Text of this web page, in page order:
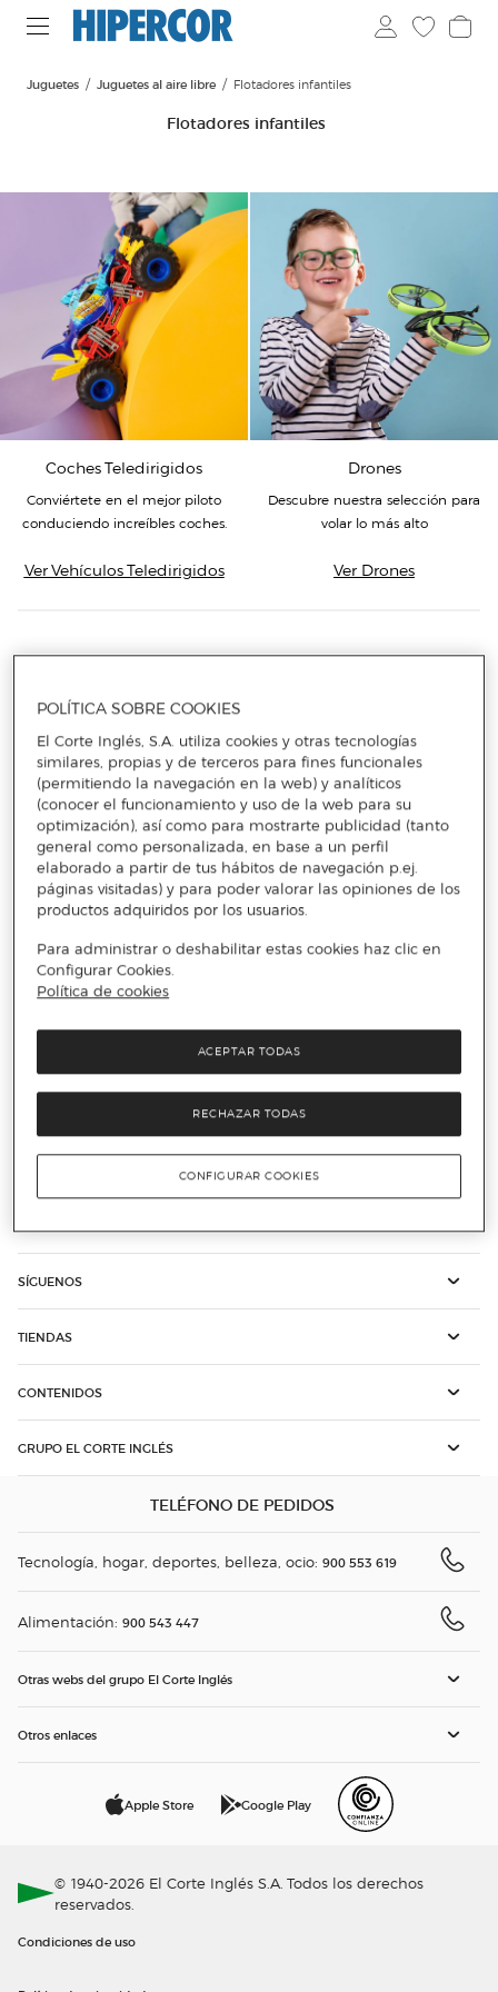
Juguetes Juguetes al aire libre Flotadores infantiles
Flotadores infantiles
Coches Teledirigidos
Conviértete en el mejor piloto
conduciendo increíbles coches.
Ver Vehículos Teledirigidos
Drones
Descubre nuestra selección para
volar lo más alto
Ver Drones
No te pierdas nada
Accede a promociones exclusivas, descuentos y novedades
Email
ENVIAR
He leído y acepto la política de privacidad y condiciones de
subscripción a la newsletter
Atención al cliente
SÍGUENOS
TIENDAS
CONTENIDOS
GRUPO EL CORTE INGLÉS
TELÉFONO DE PEDIDOS
Tecnología, hogar, deportes, belleza, ocio: 900 553 619
Alimentación: 900 543 447
Otras webs del grupo El Corte Inglés
Otros enlaces
Apple Store Google Play
© 1940-2026 El Corte Inglés S.A. Todos los derechos
reservados.
Condiciones de uso
POLÍTICA SOBRE COOKIES
El Corte Inglés, S.A. utiliza cookies y otras tecnologías
similares, propias y de terceros para fines funcionales
(permitiendo la navegación en la web) y analíticos
(conocer el funcionamiento y uso de la web para su
optimización), así como para mostrarte publicidad (tanto
general como personalizada, en base a un perfil
elaborado a partir de tus hábitos de navegación p.ej.
páginas visitadas) y para poder valorar las opiniones de los
productos adquiridos por los usuarios.
Para administrar o deshabilitar estas cookies haz clic en
Configurar Cookies.
Política de cookies
RECHAZAR TODAS
ACEPTAR TODAS
CONFIGURAR COOKIES